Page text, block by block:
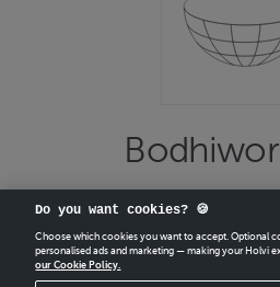
CREATEYOUR OWN HOLVI
Do you want cookies? 🍪
Choose which cookies you want to accept. Optional
personalised ads and marketing — making your Holvi
our Cookie Policy.